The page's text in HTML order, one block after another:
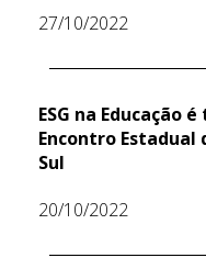
27/10/2022
ESG na Educação
Encontro Estadual
Sul
20/10/2022